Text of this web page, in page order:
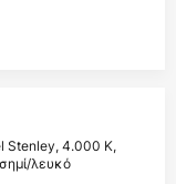
Stenley, 4.000 K,
λευκό